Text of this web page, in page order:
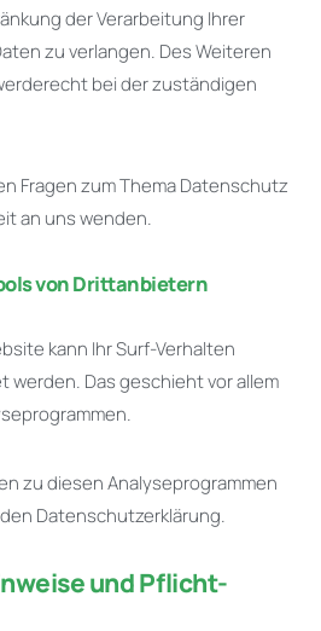
der Verarbeitung Ihrer
zu verlangen. Des Weiteren
bei der zuständigen
Fragen zum Thema Datenschutz
an uns wenden.
von Dritt­anbietern
kann Ihr Surf-Verhalten
Das geschieht vor allem
zu diesen Analyseprogrammen
Datenschutzerklärung.
und Pflicht­